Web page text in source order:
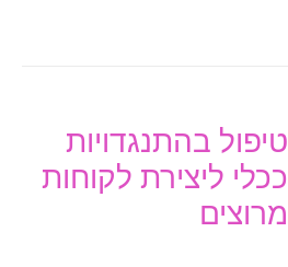
טיפול בהתנגדויות
ככלי ליצירת לקוחות
מרוצים